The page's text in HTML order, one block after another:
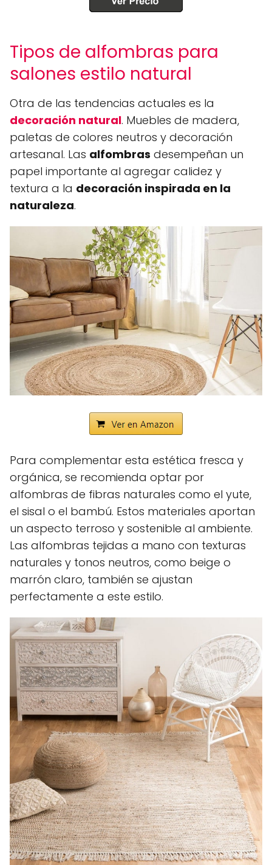
Tipos de alfombras para
salones estilo natural
Otra de las tendencias actuales es la
decoración natural. Muebles de madera,
paletas de colores neutros y decoración
artesanal. Las alfombras desempeñan un
papel importante al agregar calidez y
textura a la decoración inspirada en la
naturaleza.
Para complementar esta estética fresca y
orgánica, se recomienda optar por
alfombras de fibras naturales como el yute,
el sisal o el bambú. Estos materiales aportan
un aspecto terroso y sostenible al ambiente.
Las alfombras tejidas a mano con texturas
naturales y tonos neutros, como beige o
marrón claro, también se ajustan
perfectamente a este estilo.